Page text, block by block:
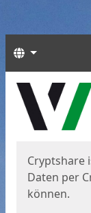
Sprachen
Start
Cryptshare
Daten per
können.